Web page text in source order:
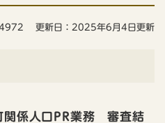
更新日：2025年6月4日更新
関係人口PR業務 審査結